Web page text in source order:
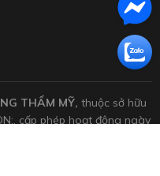
THẨM MỸ, thuộc sở hữu
cấp phép hoạt động ngày